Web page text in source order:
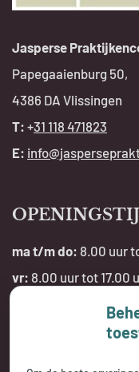
Jasperse
Papegaaienburg 50,
4386 DA Vlissingen
T: +31 118 471823
E:
ma t/m do: 8.00 uur
vr: 8.00 uur tot 17.00
Telefonisch